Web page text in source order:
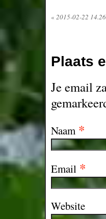
« 2015-02-22
Plaats
Je email
Naam *
Email *
Website